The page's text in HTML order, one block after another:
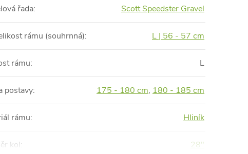
řada: Scott Speedster Gravel
rámu (souhrnná): L | 56 - 57 cm
rámu: L
postavy: 175 - 180 cm, 180 - 185 cm
rámu: Hliník
kol: 28"